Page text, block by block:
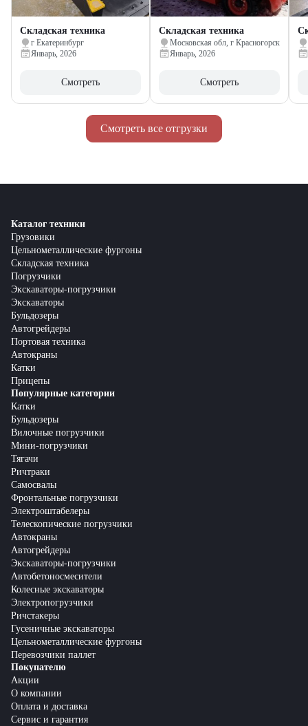
Смотреть все отгрузки
Складская техника
г Екатеринбург
Январь, 2026
Смотреть
Складская техника
Московская обл, г Красногорск
Январь, 2026
Смотреть
Каталог техники
Грузовики
Цельнометаллические фургоны
Складская техника
Погрузчики
Экскаваторы-погрузчики
Экскаваторы
Бульдозеры
Автогрейдеры
Портовая техника
Автокраны
Катки
Прицепы
Популярные категории
Катки
Бульдозеры
Вилочные погрузчики
Мини-погрузчики
Тягачи
Ричтраки
Самосвалы
Фронтальные погрузчики
Электроштабелеры
Телескопические погрузчики
Автокраны
Автогрейдеры
Экскаваторы-погрузчики
Автобетоносмесители
Колесные экскаваторы
Электропогрузчики
Ричстакеры
Гусеничные экскаваторы
Цельнометаллические фургоны
Перевозчики паллет
Покупателю
Акции
О компании
Оплата и доставка
Сервис и гарантия